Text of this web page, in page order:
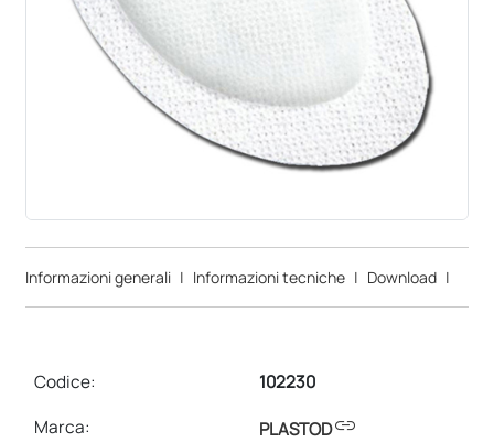
Informazioni generali | Informazioni tecniche | Download |
Codice:
102230
Marca:
PLASTODlink